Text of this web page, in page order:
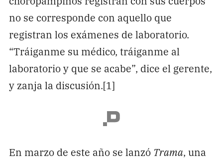
no se corresponde con aquello que
registran los exámenes de laboratorio.
“Tráiganme su médico, tráiganme al
laboratorio y que se acabe”, dice el gerente,
y zanja la discusión.[1]
En marzo de este año se lanzó Trama, una